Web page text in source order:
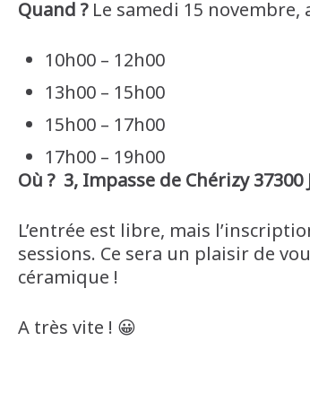
Quand ?Le samedi 15 novembre,
10h00 – 12h00
13h00 – 15h00
15h00 – 17h00
17h00 – 19h00
Où ? 3, Impasse de Chérizy 37300
L’entrée est libre, mais
sessions. Ce sera un plaisir de
céramique !
A très vite ! 😀